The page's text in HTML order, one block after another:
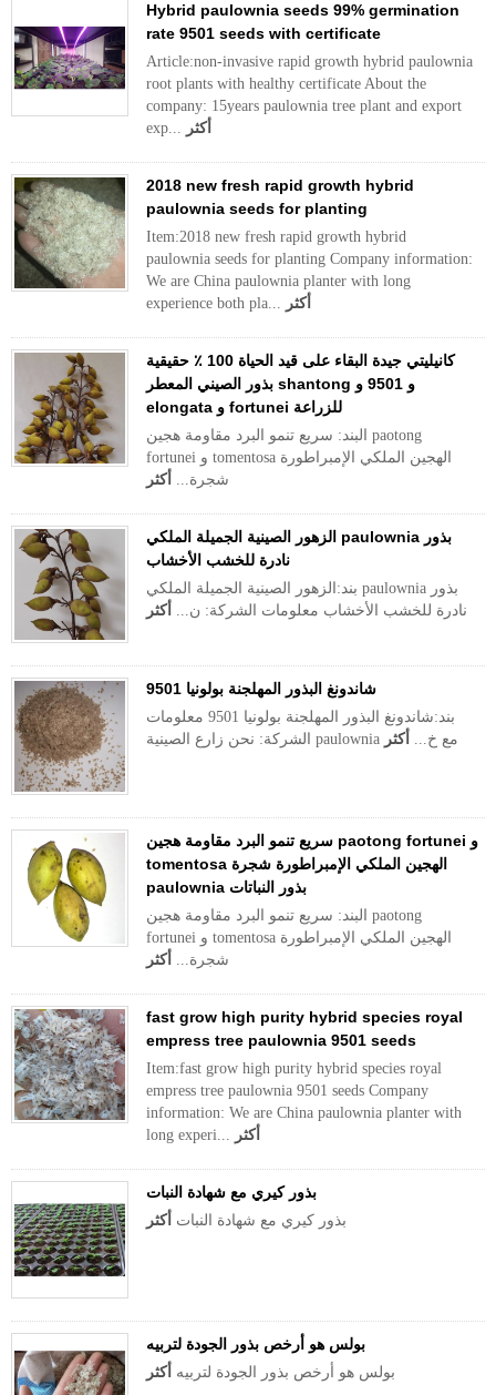
Hybrid paulownia seeds 99% germination
rate 9501 seeds with certificate
Article:non-invasive rapid growth hybrid paulownia
root plants with healthy certificate About the
company: 15years paulownia tree plant and export
exp... أكثر
2018 new fresh rapid growth hybrid
paulownia seeds for planting
Item:2018 new fresh rapid growth hybrid
paulownia seeds for planting Company information:
We are China paulownia planter with long
experience both pla... أكثر
كانيليتي جيدة البقاء على قيد الحياة 100 ٪ حقيقية
بذور الصيني المعطر shantong و 9501 و
elongata و fortunei للزراعة
البند: سريع تنمو البرد مقاومة هجين paotong
fortunei و tomentosa الهجين الملكي الإمبراطورة
شجرة... أكثر
الزهور الصينية الجميلة الملكي paulownia بذور
نادرة للخشب الأخشاب
بند:الزهور الصينية الجميلة الملكي paulownia بذور
نادرة للخشب الأخشاب معلومات الشركة: ن... أكثر
شاندونغ البذور المهلجنة بولونيا 9501
بند:شاندونغ البذور المهلجنة بولونيا 9501 معلومات
الشركة: نحن زارع الصينية paulownia مع خ... أكثر
سريع تنمو البرد مقاومة هجين paotong fortunei و
tomentosa الهجين الملكي الإمبراطورة شجرة
paulownia بذور النباتات
البند: سريع تنمو البرد مقاومة هجين paotong
fortunei و tomentosa الهجين الملكي الإمبراطورة
شجرة... أكثر
fast grow high purity hybrid species royal
empress tree paulownia 9501 seeds
Item:fast grow high purity hybrid species royal
empress tree paulownia 9501 seeds Company
information: We are China paulownia planter with
long experi... أكثر
بذور كيري مع شهادة النبات
بذور كيري مع شهادة النبات أكثر
بولس هو أرخص بذور الجودة لتربيه
بولس هو أرخص بذور الجودة لتربيه أكثر